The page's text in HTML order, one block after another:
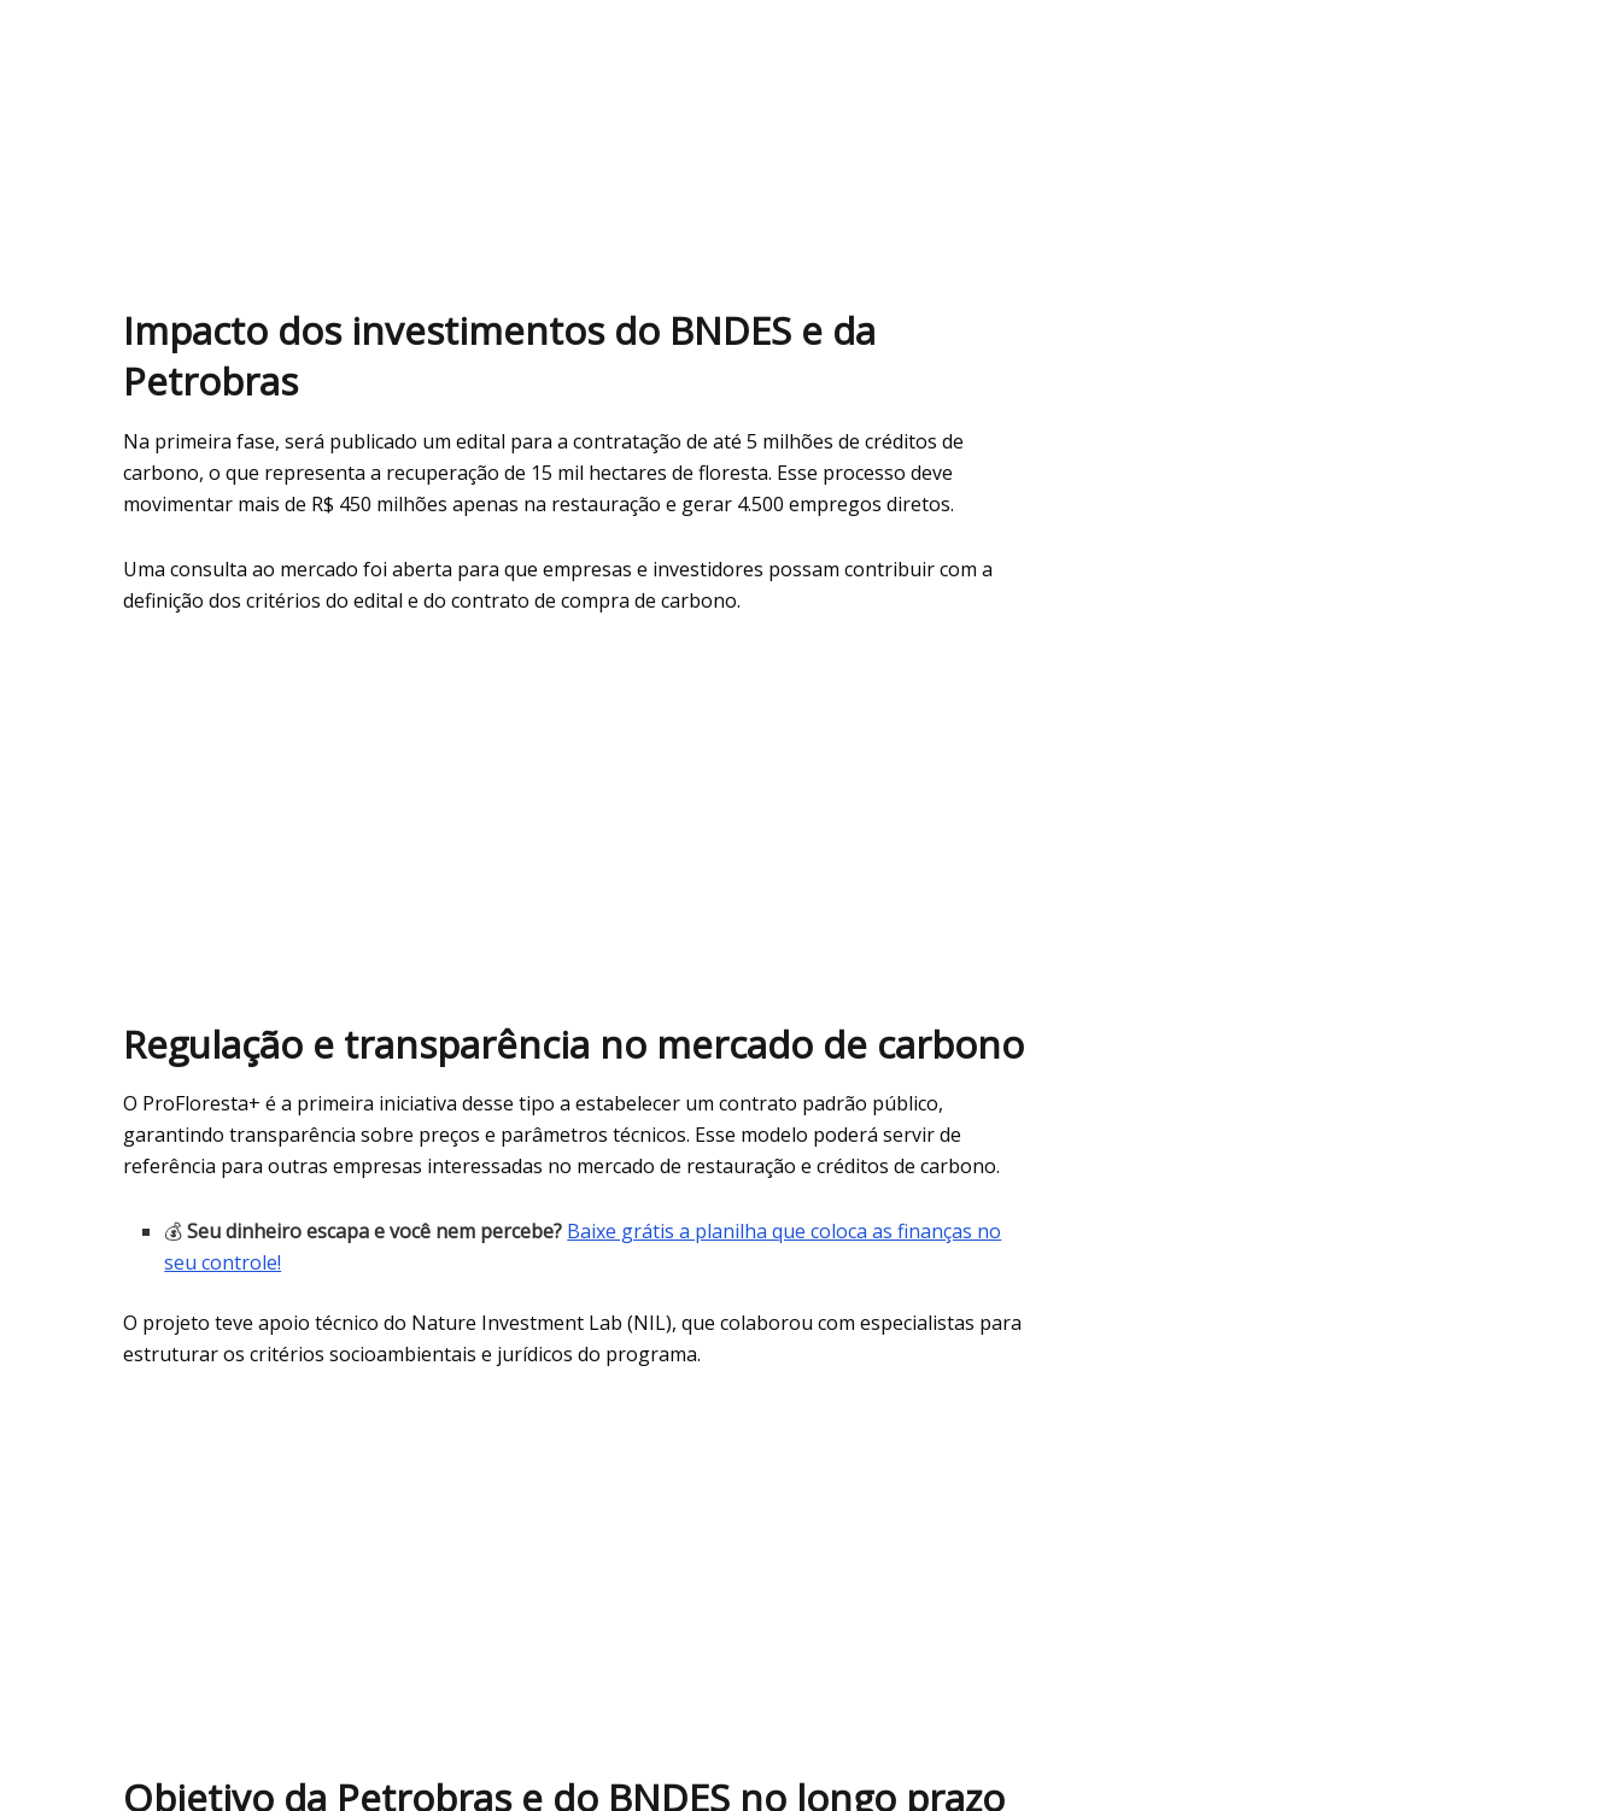
Impacto dos investimentos do BNDES e da
Petrobras
Na primeira fase, será publicado um edital para a contratação de até 5 milhões de créditos de
carbono, o que representa a recuperação de 15 mil hectares de floresta. Esse processo deve
movimentar mais de R$ 450 milhões apenas na restauração e gerar 4.500 empregos diretos.
Uma consulta ao mercado foi aberta para que empresas e investidores possam contribuir com a
definição dos critérios do edital e do contrato de compra de carbono.
Regulação e transparência no mercado de carbono
O ProFloresta+ é a primeira iniciativa desse tipo a estabelecer um contrato padrão público,
garantindo transparência sobre preços e parâmetros técnicos. Esse modelo poderá servir de
referência para outras empresas interessadas no mercado de restauração e créditos de carbono.
💰Seu dinheiro escapa e você nem percebe? Baixe grátis a planilha que coloca as finanças no
seu controle!
O projeto teve apoio técnico do Nature Investment Lab (NIL), que colaborou com especialistas para
estruturar os critérios socioambientais e jurídicos do programa.
Objetivo da Petrobras e do BNDES no longo prazo